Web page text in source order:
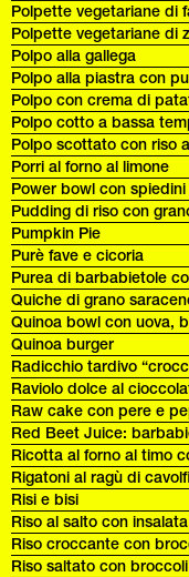
Polpette vegetariane di
Polpette vegetariane di
Polpo alla gallega
Polpo alla piastra con
Polpo con crema di
Polpo cotto a bassa
Polpo scottato con riso
Porri al forno al limone
Power bowl con
Pudding di riso con
Pumpkin Pie
Purè fave e cicoria
Purea di barbabietole
Quiche di grano
Quinoa bowl con uova,
Quinoa burger
Radicchio tardivo
Raviolo dolce al
Raw cake con pere e
Red Beet Juice:
Ricotta al forno al timo
Rigatoni al ragù di
Risi e bisi
Riso al salto con
Riso croccante con
Riso saltato con